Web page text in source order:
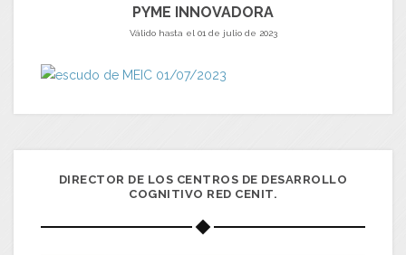
PYME INNOVADORA
Válido hasta el 01 de julio de 2023
DIRECTOR DE LOS CENTROS DE DESARROLLO
COGNITIVO RED CENIT.